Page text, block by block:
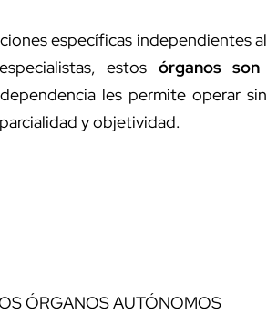
específicas independientes al
estos órganos son
les permite operar sin
y objetividad.
ÓRGANOS AUTÓNOMOS